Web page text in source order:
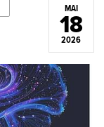
MAI
18
2026